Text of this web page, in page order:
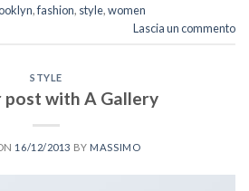
,fashion, style,women
Lascia un commento
STYLE
with A Gallery
16/12/2013 BY MASSIMO